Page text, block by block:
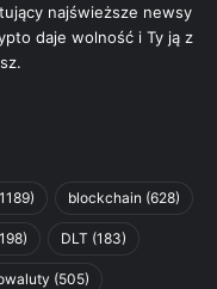
najświeższe newsy
daje wolność i Ty ją z
blockchain (628)
DLT (183)
(505)